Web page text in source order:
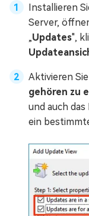
Installieren
Server,
„Updates",
Aktivieren
gehören zu
und auch
ein